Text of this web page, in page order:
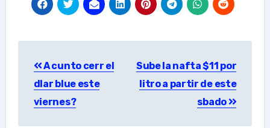
navigation
A cunto cerr el
dlar blue este
viernes?
Sube la nafta $11 por
litro a partir de este
sbado